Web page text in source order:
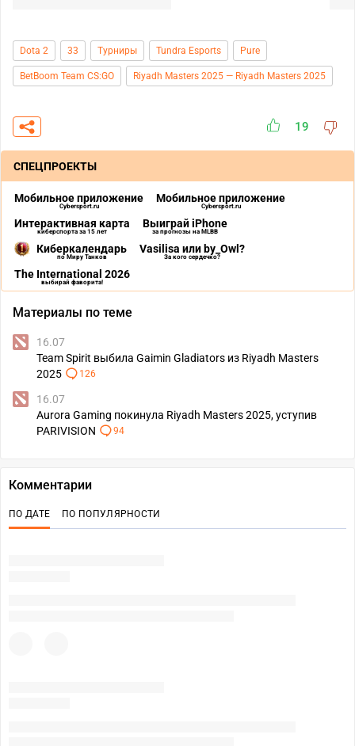
Dota 2 33 Турниры Tundra Esports Pure
BetBoom Team CS:GO Riyadh Masters 2025 — Riyadh Masters 2025
19
СПЕЦПРОЕКТЫ
Мобильное приложение
Cybersport.ru
Мобильное приложение
Cybersport.ru
Интерактивная карта
киберспорта за 15 лет
Выиграй iPhone
за прогнозы на MLBB
Киберкалендарь
по Миру Танков
Vasilisa или by_Owl?
За кого сердечко?
The International 2026
выбирай фаворита!
Материалы по теме
16.07
Team Spirit выбила Gaimin Gladiators из Riyadh Masters
2025
126
16.07
Aurora Gaming покинула Riyadh Masters 2025, уступив
PARIVISION
94
Комментарии
ПО ДАТЕ ПО ПОПУЛЯРНОСТИ